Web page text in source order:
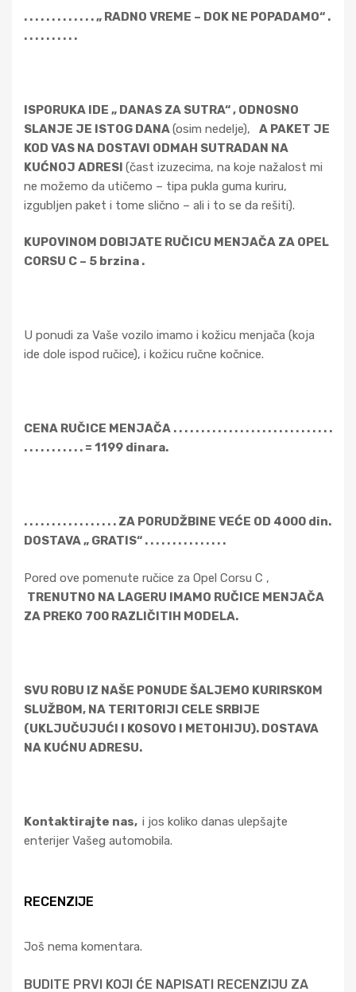
. . . . . . . . . . . . . „ RADNO VREME – DOK NE POPADAMO“ .
. . . . . . . . . .
ISPORUKA IDE „ DANAS ZA SUTRA“ , ODNOSNO
SLANJE JE ISTOG DANA(osim nedelje),
A PAKET JE
KOD VAS NA DOSTAVI ODMAH SUTRADAN NA
KUĆNOJ ADRESI (čast izuzecima, na koje nažalost mi
ne možemo da utičemo – tipa pukla guma kuriru,
izgubljen paket i tome slično – ali i to se da rešiti).
KUPOVINOM DOBIJATE RUČICU MENJAČA ZA OPEL
CORSU C – 5 brzina .
U ponudi za Vaše vozilo imamo i kožicu menjača (koja
ide dole ispod ručice), i kožicu ručne kočnice.
CENA RUČICE MENJAČA . . . . . . . . . . . . . . . . . . . . . . . . . . . . .
. . . . . . . . . . . = 1199 dinara.
. . . . . . . . . . . . . . . . . ZA PORUDŽBINE VEĆE OD 4000 din.
DOSTAVA „ GRATIS“ . . . . . . . . . . . . . . .
Pored ove pomenute ručice za Opel Corsu C ,
TRENUTNO NA LAGERU IMAMO RUČICE MENJAČA
ZA PREKO 700 RAZLIČITIH MODELA.
SVU ROBU IZ NAŠE PONUDE ŠALJEMO KURIRSKOM
SLUŽBOM, NA TERITORIJI CELE SRBIJE
(UKLJUČUJUĆI I KOSOVO I METOHIJU). DOSTAVA
NA KUĆNU ADRESU.
Kontaktirajte nas, i jos koliko danas ulepšajte
enterijer Vašeg automobila.
RECENZIJE
Još nema komentara.
BUDITE PRVI KOJI ĆE NAPISATI RECENZIJU ZA